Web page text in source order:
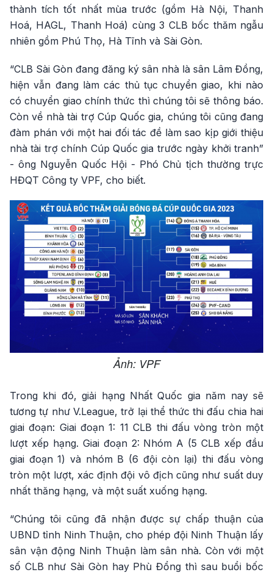
thành tích tốt nhất mùa trước (gồm Hà Nội, Thanh
Hoá, HAGL, Thanh Hoá) cùng 3 CLB bốc thăm ngẫu
nhiên gồm Phú Thọ, Hà Tĩnh và Sài Gòn.
“CLB Sài Gòn đang đăng ký sân nhà là sân Lâm Đồng,
hiện vẫn đang làm các thủ tục chuyển giao, khi nào
có chuyển giao chính thức thì chúng tôi sẽ thông báo.
Còn về nhà tài trợ Cúp Quốc gia, chúng tôi cũng đang
đàm phán với một hai đối tác đề làm sao kịp giới thiệu
nhà tài trợ chính Cúp Quốc gia trước ngày khởi tranh”
- ông Nguyễn Quốc Hội - Phó Chủ tịch thường trực
HĐQT Công ty VPF, cho biết.
Ảnh: VPF
Trong khi đó, giải hạng Nhất Quốc gia năm nay sẽ
tương tự như V.League, trở lại thể thức thi đấu chia hai
giai đoạn: Giai đoạn 1: 11 CLB thi đấu vòng tròn một
lượt xếp hạng. Giai đoạn 2: Nhóm A (5 CLB xếp đầu
giai đoạn 1) và nhóm B (6 đội còn lại) thi đấu vòng
tròn một lượt, xác định đội vô địch cũng như suất duy
nhất thăng hạng, và một suất xuống hạng.
“Chúng tôi cũng đã nhận được sự chấp thuận của
UBND tỉnh Ninh Thuận, cho phép đội Ninh Thuận lấy
sân vận động Ninh Thuận làm sân nhà. Còn với một
số CLB như Sài Gòn hay Phù Đổng thì sau buổi bốc